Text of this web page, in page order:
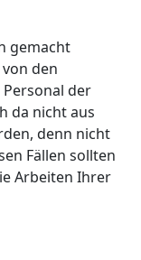
gemacht
den
der
da nicht aus
denn nicht
Fällen sollten
Arbeiten Ihrer